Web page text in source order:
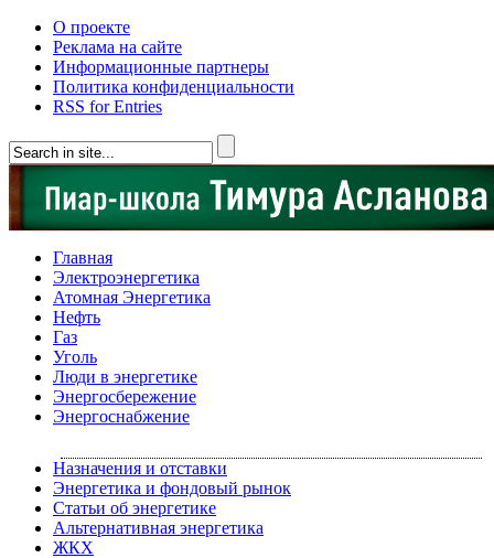
О проекте
Реклама на сайте
Информационные партнеры
Политика конфиденциальности
RSS for Entries
Главная
Электроэнергетика
Атомная Энергетика
Нефть
Газ
Уголь
Люди в энергетике
Энергосбережение
Энергоснабжение
Назначения и отставки
Энергетика и фондовый рынок
Статьи об энергетике
Альтернативная энергетика
ЖКХ